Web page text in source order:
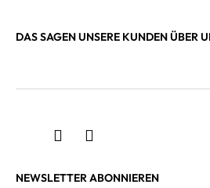
DAS SAGEN UNSERE KUNDEN ÜBER
NEWSLETTER ABONNIEREN